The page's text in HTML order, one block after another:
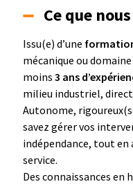
Ce que
Issu(e) d’une
mécanique ou
moins 3 ans
milieu industriel,
Autonome,
savez gérer vos
indépendance, tout en
service.
Des connaissances en